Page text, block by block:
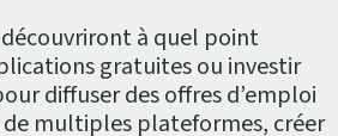
à quel point
gratuites ou investir
diffuser des offres d’emploi
multiples plateformes, créer